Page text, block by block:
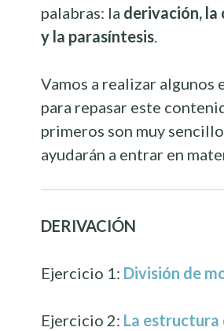
palabras: la derivación, la
y la parasíntesis.
Vamos a realizar algunos
para repasar este
primeros son muy
ayudarán a entrar en
DERIVACIÓN
Ejercicio 1: División de
Ejercicio 2: La estructura